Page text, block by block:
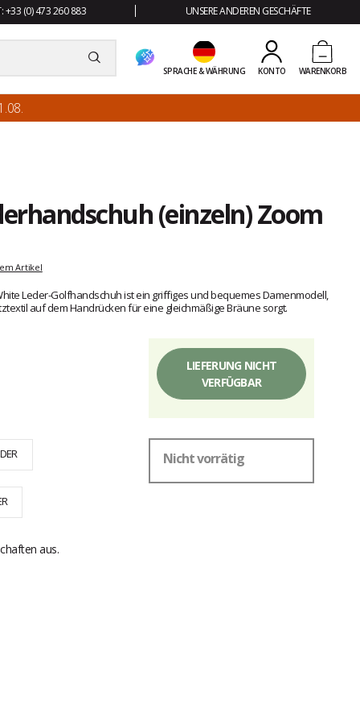
+33 (0) 473 260 883 UNSERE ANDEREN GESCHÄFTE
SPRACHE & WÄHRUNG KONTO WARENKORB
(einzeln) Zoom
Artikel
Leder-Golfhandschuh ist ein griffiges und bequemes Damenmodell,
auf dem Handrücken für eine gleichmäßige Bräune sorgt.
aus.
LIEFERUNG NICHT
VERFÜGBAR
Nicht vorrätig